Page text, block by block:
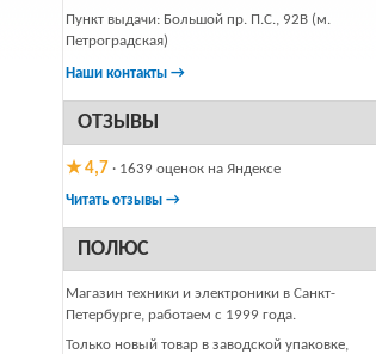
Пункт выдачи: Большой пр. П.С., 92В (м.
Петроградская)
Наши контакты →
ОТЗЫВЫ
★ 4,7 · 1639 оценок на Яндексе
Читать отзывы →
ПОЛЮС
Магазин техники и электроники в Санкт-
Петербурге, работаем с 1999 года.
Только новый товар в заводской упаковке,